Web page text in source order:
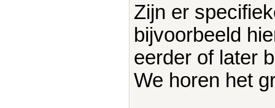
Zijn er
bijvoorbeeld
eerder of later
We horen het